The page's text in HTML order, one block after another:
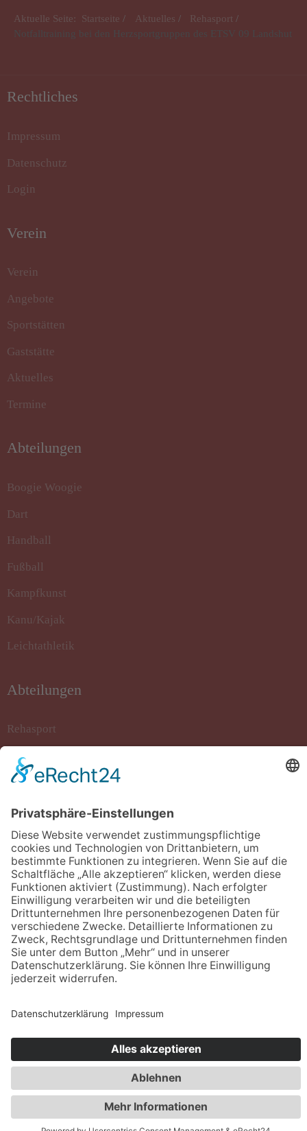
Aktuelle Seite: Startseite Aktuelles
Rehasport
Notfalltraining bei den Herzsportgruppen des ETSV 09 Landshut
Rechtliches
Impressum
Datenschutz
Login
Verein
Verein
Angebote
Sportstätten
Gaststätte
Aktuelles
Termine
Abteilungen
Boogie Woogie
Dart
Handball
Fußball
Kampfkunst
Kanu/Kajak
Leichtathletik
Abteilungen
Rehasport
Rollstuhlbasketball
Sportkegeln
Stockschiessen
Tanzsport
Turnen/Fitness/Gymnastik
Volleyball
Kontakt
ETSV 09 Landshut
Siemensstraße 2